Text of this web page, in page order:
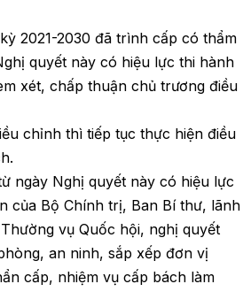
2021-2030 đã trình cấp có thẩm
quyết này có hiệu lực thi hành
xét, chấp thuận chủ trương điều
chỉnh thì tiếp tục thực hiện điều
ngày Nghị quyết này có hiệu lực
của Bộ Chính trị, Ban Bí thư, lãnh
vụ Quốc hội, nghị quyết
an ninh, sắp xếp đơn vị
cấp, nhiệm vụ cấp bách làm